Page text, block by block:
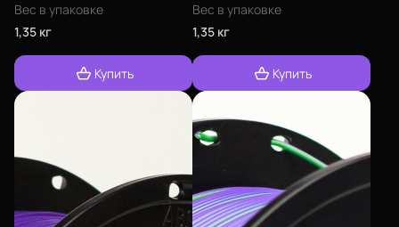
Вес в упаковке
1,35 кг
Купить
Вес в упаковке
1,35 кг
Купить